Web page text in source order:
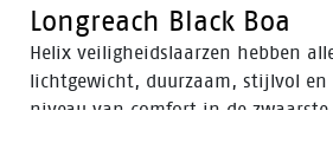
Longreach Black Boa
Helix veiligheidslaarzen hebben
lichtgewicht, duurzaam, stijlvol en
niveau van comfort in de zwaarste